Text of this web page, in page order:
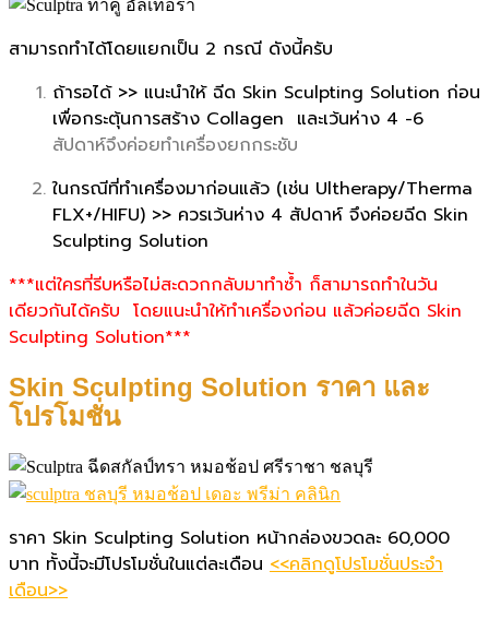
สามารถทำได้โดยแยกเป็น 2 กรณี ดังนี้ครับ
ถ้ารอได้ >> แนะนำให้ ฉีด Skin Sculpting Solution ก่อน
เพื่อกระตุ้นการสร้าง Collagen และเว้นห่าง 4 -6
สัปดาห์จึงค่อยทำเครื่องยกกระชับ
ในกรณีที่ทำเครื่องมาก่อนแล้ว (เช่น Ultherapy/Therma
FLX+/HIFU) >> ควรเว้นห่าง 4 สัปดาห์ จึงค่อยฉีด Skin
Sculpting Solution
***แต่ใครที่รีบหรือไม่สะดวกกลับมาทำซ้ำ ก็สามารถทำในวัน
เดียวกันได้ครับ โดยแนะนำให้ทำเครื่องก่อน แล้วค่อยฉีด Skin
Sculpting Solution***
Skin Sculpting Solution ราคา และ
โปรโมชั่น
ราคา Skin Sculpting Solution หน้ากล่องขวดละ 60,000
บาท ทั้งนี้จะมีโปรโมชั่นในแต่ละเดือน <<คลิกดูโปรโมชั่นประจำ
เดือน>>